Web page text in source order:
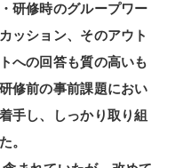
研修時のグループワー
ッション、そのアウト
への回答も質の高いも
修前の事前課題におい
手し、しっかり取り組
。